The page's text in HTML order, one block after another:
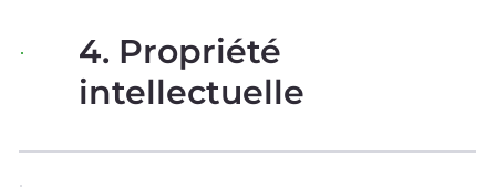
4. Propriété
intellectuelle